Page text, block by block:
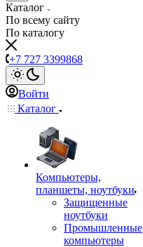
Каталог
По всему сайту
По каталогу
+7 727 3399868
Войти
Каталог
Компьютеры,
планшеты, ноутбуки
Защищенные
ноутбуки
Промышленные
компьютеры